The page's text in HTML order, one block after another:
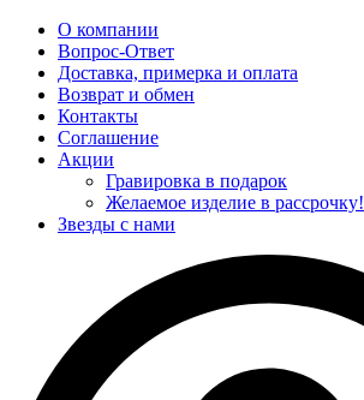
О компании
Вопрос-Ответ
Доставка, примерка и оплата
Возврат и обмен
Контакты
Соглашение
Акции
Гравировка в подарок
Желаемое изделие в рассрочку!
Звезды с нами